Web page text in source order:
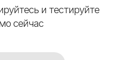
и тестируйте
сейчас